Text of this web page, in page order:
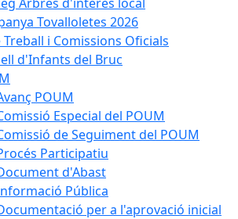
Tovalloletes 2026
i Comissions Oficials
d'Infants del Bruc
POUM
Especial del POUM
de Seguiment del POUM
Participatiu
d'Abast
Pública
per a l'aprovació inicial